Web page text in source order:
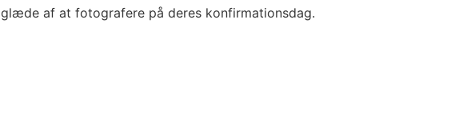
af at fotografere på deres konfirmationsdag.